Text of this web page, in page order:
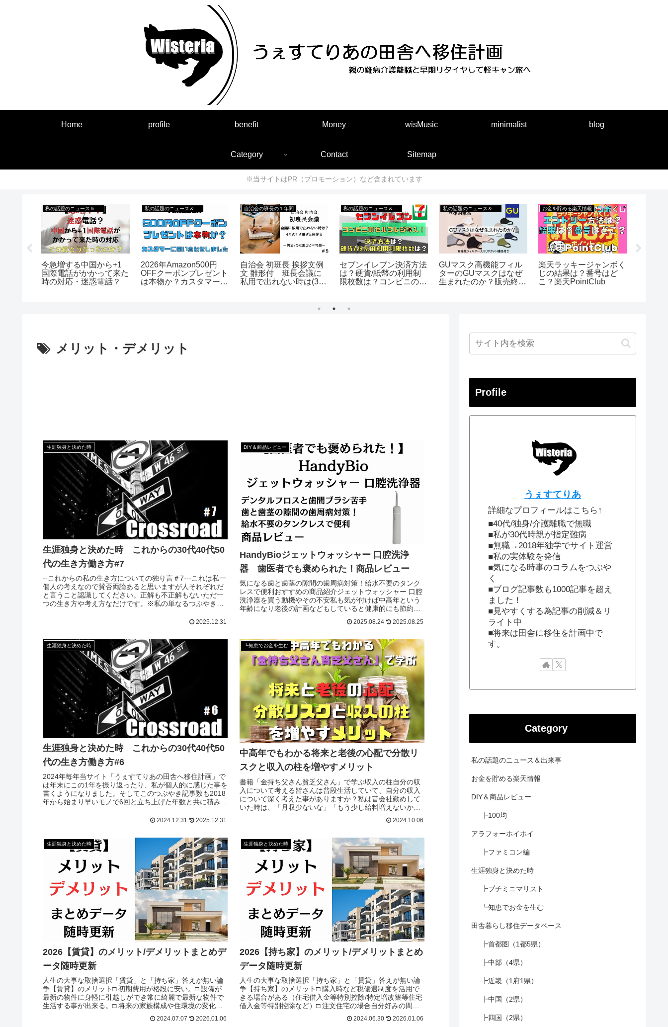
Home profile benefit Money wisMusic minimalist blog
Category Contact Sitemap
※当サイトはPR（プロモーション）など含まれています
今急増する中国から+1
国際電話がかかって来た
時の対応・迷惑電話？
2026年Amazon500円
OFFクーポンプレゼント
は本物か？カスタマーに
自治会の班長の１年間
自治会 初班長 挨拶文例
文 雛形付 班長会議に
私用で出れない時は(3)
セブンイレブン決済方法
は？硬貨/紙幣の利用制
限枚数は？コンビニのセ
GUマスク高機能フィル
ターのGUマスクはなぜ
生まれたのか？販売終
お金を貯める楽天情報
楽天ラッキージャンボく
じの結果は？番号はど
こ？楽天PointClub
メリット・デメリット
生涯独身と決めた時
生涯独身と決めた時 これからの30代40代50
代の生き方働き方#7
--これからの私の生き方についての独り言＃7---これは私一
個人の考えなので賛否両論あると思いますが人それぞれだ
と言うこと認識してください。正解も不正解もないただ一
つの生き方や考え方なだけです。※私の単なるつぶやきな
2025.12.31
DIY＆商品レビュー
HandyBioジェットウォッシャー 口腔洗浄
器 歯医者でも褒められた！商品レビュー
気になる歯と歯茎の隙間の歯周病対策！給水不要のタンク
レスで便利おすすめの商品紹介ジェットウォッシャー 口腔
洗浄器を買う動機やその不安私も気が付けば中高年という
年齢になり老後の計画などもしていると健康的にも節約的
にも歯の健康はとても大事と考えています。なので歯のケ
アと歯周病対策として定期的に歯医者さんに通っていま
2025.08.24 2025.08.25
生涯独身と決めた時
生涯独身と決めた時 これからの30代40代50
代の生き方働き方#6
2024年毎年当サイト「うぇすてりあの田舎へ移住計画」で
は年末にこの1年を振り返ったり、私が個人的に感じた事を
書くようになりました。そしてこのつぶやき記事数も2018
年から始まり早いモノで6回と立ち上げた年数と共に積み重
うな出来事が起こっているような気がします。実際
2024.12.31 2025.12.31
┗知恵でお金を生む
中高年でもわかる将来と老後の心配で分散リ
スクと収入の柱を増やすメリット
書籍「金持ち父さん貧乏父さん」で学ぶ収入の柱自分の収
入について考える皆さんは普段生活していて、自分の収入
について深く考えた事がありますか？私は昔会社勤めして
いた時は、「月収少ないな」「もう少し給料増えないか
な」「残業を多くすれば給料もっと上がるのに」など考え
てはいましたが、その考えは1つの会社から得る収入の事だ
2024.10.06
生涯独身と決めた時
2026【賃貸】のメリット/デメリットまとめデ
ータ随時更新
人生の大事な取捨選択「賃貸」と「持ち家」答えが無い論
争【賃貸】のメリット□ 初期費用が格段に安い。□ 設備が
最新の物件に身軽に引越しができ常に綺麗で最新な物件で
生活する事が出来る。□ 将来の家族構成や住環境の変化に
応じて自分のライフスタイルに合った物件に臨機応変に住
み替えできる。□ 中には庭付き戸建ての賃貸物件もある。
2024.07.07 2026.01.06
生涯独身と決めた時
2026【持ち家】のメリット/デメリットまとめ
データ随時更新
人生の大事な取捨選択「持ち家」と「賃貸」答えが無い論
争【持ち家】のメリット□ 購入時など税優遇制度を活用で
きる場合がある（住宅借入金等特別控除/特定増改築等住宅
借入金等特別控除など）□ 注文住宅の場合自分好みの間取
りが出来理想の住まいに近づける事ができる。□ ローンが
終われば資産（土地やマンションなど）になる。□ 住宅
2024.06.30 2026.01.06
Profile
うぇすてりあ
詳細なプロフィールはこちら↑
■40代/独身/介護離職で無職
■私が30代時親が指定難病
■無職→2018年独学でサイト運営
■私の実体験を発信
■気になる時事のコラムをつぶや
く
■ブログ記事数も1000記事を超え
ました！
■見やすくする為記事の削減＆リ
ライト中
■将来は田舎に移住を計画中で
す。
Category
私の話題のニュース＆出来事
お金を貯める楽天情報
DIY＆商品レビュー
┣100均
アラフォーホイホイ
┣ファミコン編
生涯独身と決めた時
┣プチミニマリスト
┗知恵でお金を生む
田舎暮らし移住データベース
┣首都圏（1都5県）
┣中部（4県）
┣近畿（1府1県）
┣中国（2県）
┣四国（2県）